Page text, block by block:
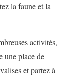
la faune et la
activités,
une place de
et partez à